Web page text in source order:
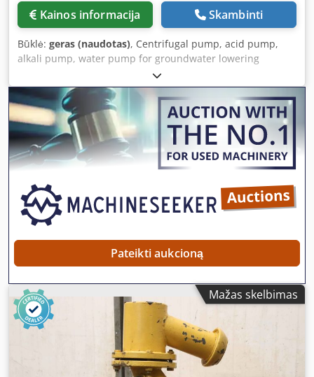
Kainos informacija Skambinti
Būklė: geras (naudotas), Centrifugal pump, acid pump,
alkali pump, water pump for groundwater lowering
applications Crodpfx Aqev Ai Epsgsf -Manufacturer: DIGEP
Diósgyor Maschinenfabrik, Centrifugal Pump Type DP-
AMIIV -Motor: Evig 2.2 kW -Capacity: 14 l/s / 840 l/min / 50.4
m³/h -Delivery head: 8 m -Pipe connection inlet: Ø 100 mm
-Pipe connection outlet: Ø 75 mm -Dimensions:
580/290/H380 mm -Weight: 83 kg
Pateikti aukcioną
Mažas skelbimas